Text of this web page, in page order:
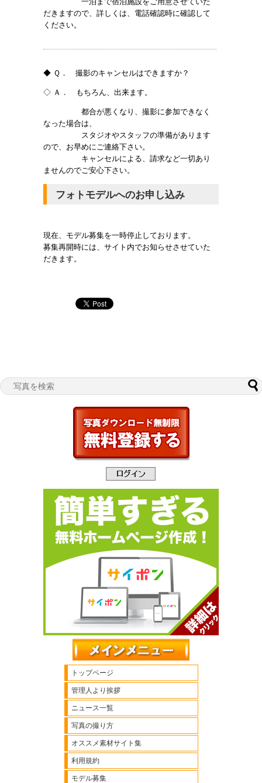
だきますので、詳しくは、電話確認時に確認して
ください。
◆ Ｑ． 撮影のキャンセルはできますか？
◇ Ａ． もちろん、出来ます。
都合が悪くなり、撮影に参加できなく
なった場合は、
スタジオやスタッフの準備があります
ので、お早めにご連絡下さい。
キャンセルによる、請求など一切あり
ませんのでご安心下さい。
フォトモデルへのお申し込み
現在、モデル募集を一時停止しております。
募集再開時には、サイト内でお知らせさせていた
だきます。
トップページ
管理人より挨拶
ニュース一覧
写真の撮り方
オススメ素材サイト集
利用規約
モデル募集